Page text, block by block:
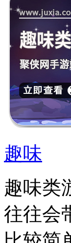
趣味
趣味类
往往会